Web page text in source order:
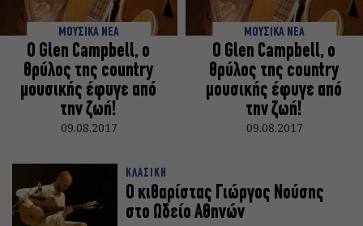
ΜΟΥΣΙΚΑ ΝΕΑ
O Glen Campbell, ο
θρύλος της country
μουσικής έφυγε από
την ζωή!
09.08.2017
ΜΟΥΣΙΚΑ ΝΕΑ
O Glen Campbell, ο
θρύλος της country
μουσικής έφυγε από
την ζωή!
09.08.2017
ΚΛΑΣΙΚΗ
Ο κιθαρίστας Γιώργος Νούσης
στο Ωδείο Αθηνών